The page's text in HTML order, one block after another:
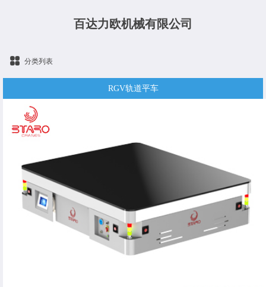
百达力欧机械有限公司
分类列表
RGV轨道平车